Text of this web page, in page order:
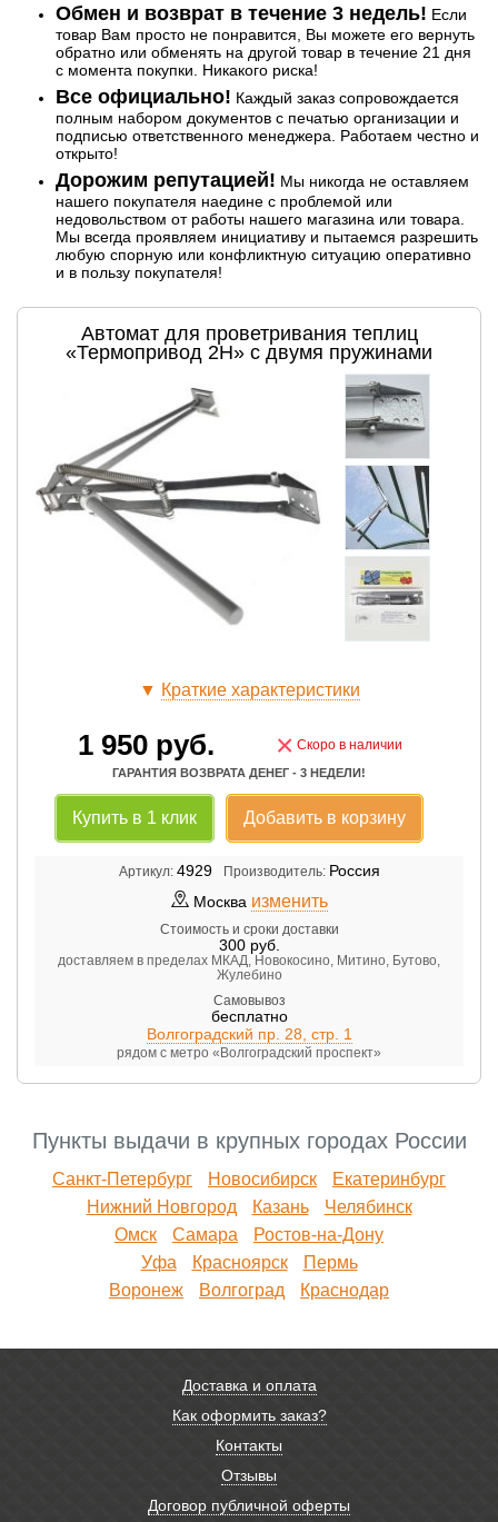
Обмен и возврат в течение 3 недель! Если
товар Вам просто не понравится, Вы можете его вернуть
обратно или обменять на другой товар в течение 21 дня
с момента покупки. Никакого риска!
Все официально! Каждый заказ сопровождается
полным набором документов с печатью организации и
подписью ответственного менеджера. Работаем честно и
открыто!
Дорожим репутацией! Мы никогда не оставляем
нашего покупателя наедине с проблемой или
недовольством от работы нашего магазина или товара.
Мы всегда проявляем инициативу и пытаемся разрешить
любую спорную или конфликтную ситуацию оперативно
и в пользу покупателя!
Автомат для проветривания теплиц
«Термопривод 2Н» с двумя пружинами
▼ Краткие характеристики
1 950руб. × Скоро в наличии
ГАРАНТИЯ ВОЗВРАТА ДЕНЕГ - 3 НЕДЕЛИ!
Купить в 1 клик Добавить в корзину
Артикул: 4929 Производитель: Россия
Москва изменить
Стоимость и сроки доставки
300руб.
доставляем в пределах МКАД, Новокосино, Митино, Бутово,
Жулебино
Самовывоз
бесплатно
Волгоградский пр. 28, стр. 1
рядом с метро «Волгоградский проспект»
Пункты выдачи в крупных городах России
Санкт-Петербург Новосибирск
Екатеринбург
Нижний Новгород
Казань
Челябинск
Омск
Самара
Ростов-на-Дону
Уфа
Красноярск
Пермь
Воронеж
Волгоград Краснодар
Доставка и оплата
Как оформить заказ?
Контакты
Отзывы
Договор публичной оферты